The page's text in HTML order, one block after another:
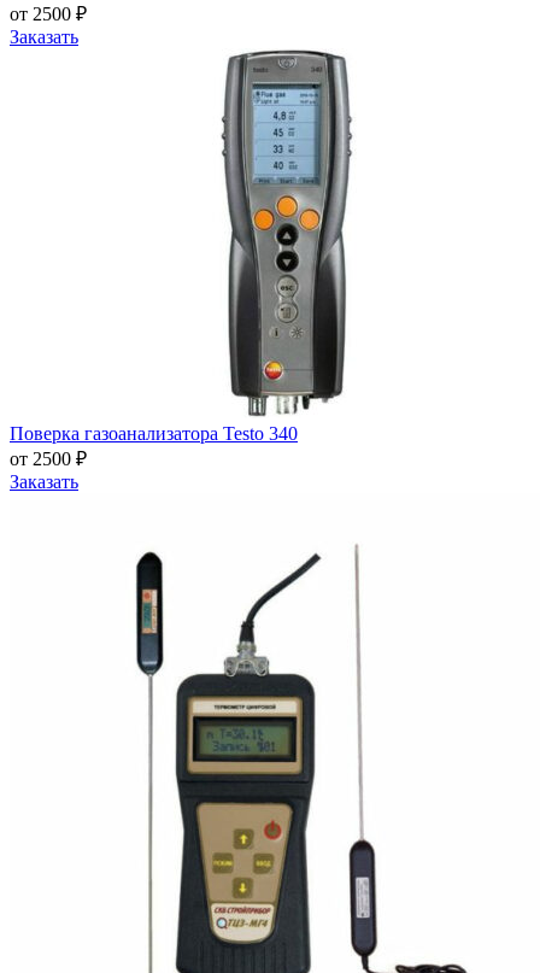
от 2500 ₽
Заказать
Поверка газоанализатора Testo 340
от 2500 ₽
Заказать